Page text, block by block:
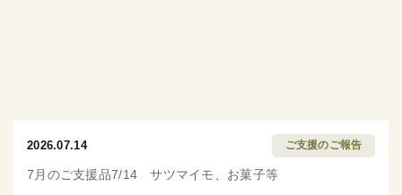
2026.07.14 ご支援のご報告
7月のご支援品7/14 サツマイモ、お菓子等